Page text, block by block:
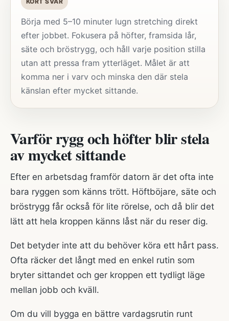
Börja med 5–10 minuter lugn stretching direkt
efter jobbet. Fokusera på höfter, framsida lår,
säte och bröstrygg, och håll varje position stilla
utan att pressa fram ytterläget. Målet är att
komma ner i varv och minska den där stela
känslan efter mycket sittande.
Varför rygg och höfter blir stela
av mycket sittande
Efter en arbetsdag framför datorn är det ofta inte
bara ryggen som känns trött. Höftböjare, säte och
bröstrygg får också för lite rörelse, och då blir det
lätt att hela kroppen känns låst när du reser dig.
Det betyder inte att du behöver köra ett hårt pass.
Ofta räcker det långt med en enkel rutin som
bryter sittandet och ger kroppen ett tydligt läge
mellan jobb och kväll.
Om du vill bygga en bättre vardagsrutin runt